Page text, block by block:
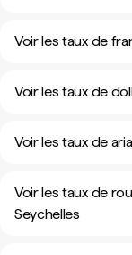
Voir les taux de
Voir les taux de
Voir les taux de
Voir les taux de
Seychelles